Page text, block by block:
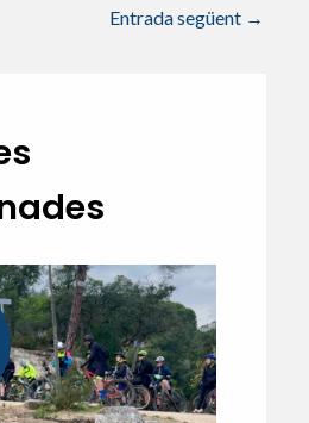
Entrada següent →